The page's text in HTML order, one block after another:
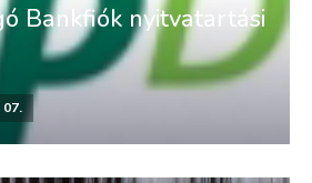
Bankfiók nyitvatartási